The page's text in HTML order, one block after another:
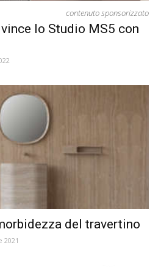
contenuto sponsorizzato
lo Studio MS5 con
del travertino
2021